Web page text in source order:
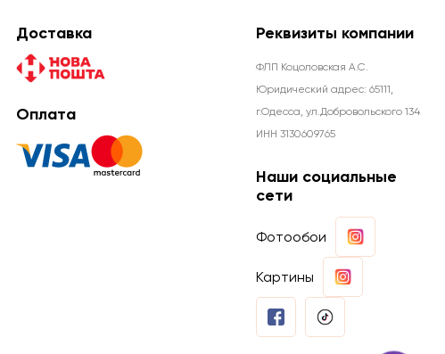
Доставка
Оплата
Реквизиты компании
ФЛП Коцоловская А.С.
Юридический адрес: 65111,
г.Одесса, ул.Добровольского 134
ИНН 3130609765
Наши социальные
сети
Фотообои
Картины